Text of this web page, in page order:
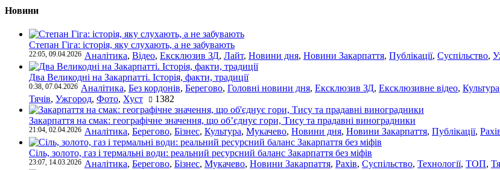
Новини
Степан Гіга: історія, яку слухають, а не забувають
22:05, 09.04.2026 Аналітика, Відео, Ексклюзив ЗД, Лайт, Новини дня, Новини Закарпаття, Публікації, Суспільство,
Два Великодні на Закарпатті. Історія, факти, традиції
0:38, 07.04.2026 Аналітика, Без кордонів, Берегово, Головні новини дня, Ексклюзив ЗД, Ексклюзивне відео, Культура
Тячів, Ужгород, Фото, Хуст 1382
Закарпаття на смак: географічне значення, що об’єднує гори, Тису та прадавні виноградники
21:04, 02.04.2026 Аналітика, Берегово, Бізнес, Культура, Мукачево, Новини дня, Новини Закарпаття, Публікації,
Сіль, золото, газ і термальні води: реальний ресурсний баланс Закарпаття без міфів
23:07, 14.03.2026 Аналітика, Берегово, Бізнес, Мукачево, Новини Закарпаття, Рахів, Суспільство, Технології, ТОП,